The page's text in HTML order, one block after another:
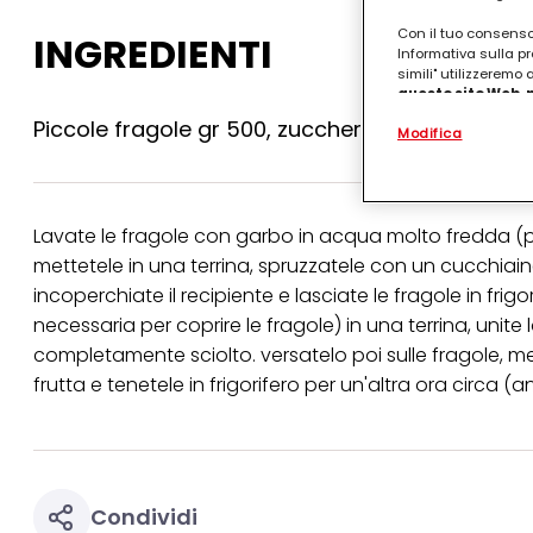
INGREDIENTI
Piccole fragole gr 500, zucchero al velo circa
Lavate le fragole con garbo in acqua molto fredda
mettetele in una terrina, spruzzatele con un
incoperchiate il recipiente e lasciate le fragole in
necessaria per coprire le fragole) in una terrina,
completamente sciolto. versatelo poi sulle fragole,
frutta e tenetele in frigorifero per un'altra ora circa
Condividi
Con il tuo
Informativa sulla
simili" utilizzeremo
questo sito
.
(rispettivamente
terzi, conservare
misurare e
Puoi trovare
collegata nel piè di
qualsiasi
collegata nel piè di
periodo di
"modifica" di
Modifica